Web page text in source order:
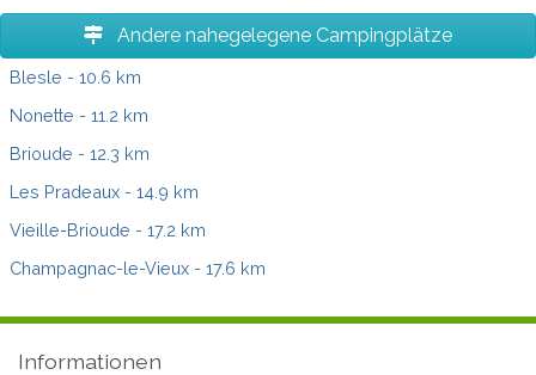
Andere nahegelegene Campingplätze
Blesle - 10.6 km
Nonette - 11.2 km
Brioude - 12.3 km
Les Pradeaux - 14.9 km
Vieille-Brioude - 17.2 km
Champagnac-le-Vieux - 17.6 km
Informationen